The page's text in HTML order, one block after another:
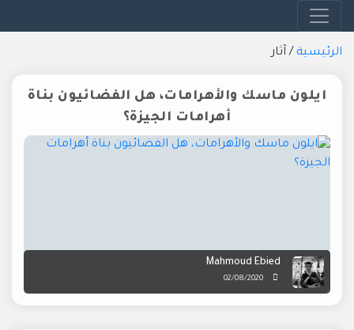
الرئيسية / آثار
ايلون ماسك والأهرامات، هل الفضائيون بناة
أهرامات الجيزة؟
Mahmoud Ebied
02/08/2020